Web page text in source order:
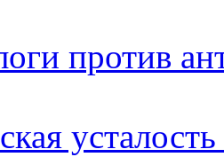
против